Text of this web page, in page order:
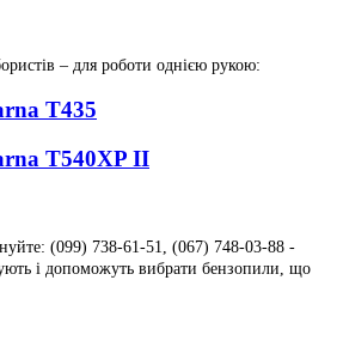
– для роботи однією рукою:
T435
T540XP II
(099) 738-61-51, (067) 748-03-88 -
і допоможуть вибрати бензопили, що